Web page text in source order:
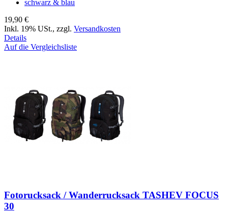
schwarz & blau
19,90 €
Inkl. 19% USt., zzgl. Versandkosten
Details
Auf die Vergleichsliste
Fotorucksack / Wanderrucksack TASHEV FOCUS
30